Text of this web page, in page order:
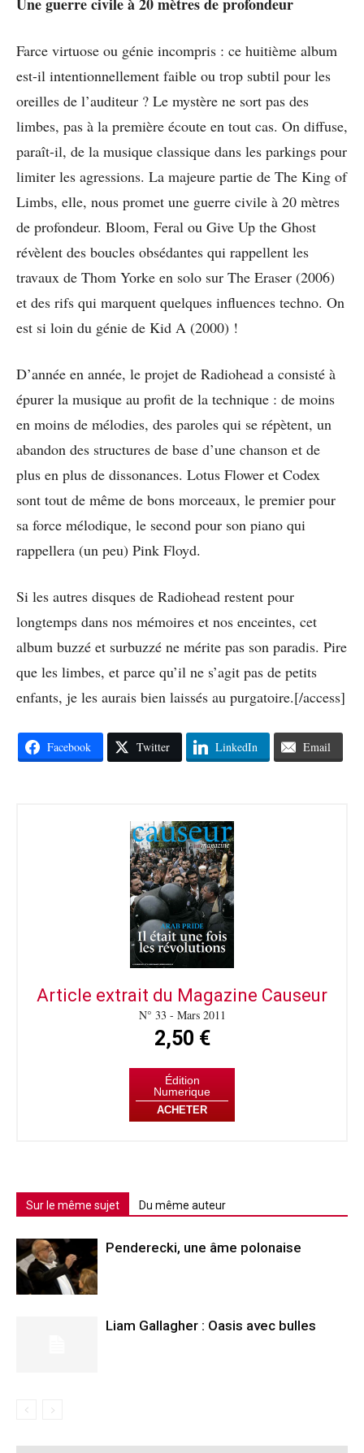
Une guerre civile à 20 mètres de profondeur
Farce virtuose ou génie incompris : ce huitième album
est-il intentionnellement faible ou trop subtil pour les
oreilles de l’auditeur ? Le mystère ne sort pas des
limbes, pas à la première écoute en tout cas. On diffuse,
paraît-il, de la musique classique dans les parkings pour
limiter les agressions. La majeure partie de The King of
Limbs, elle, nous promet une guerre civile à 20 mètres
de profondeur. Bloom, Feral ou Give Up the Ghost
révèlent des boucles obsédantes qui rappellent les
travaux de Thom Yorke en solo sur The Eraser (2006)
et des rifs qui marquent quelques influences techno. On
est si loin du génie de Kid A (2000) !
D’année en année, le projet de Radiohead a consisté à
épurer la musique au profit de la technique : de moins
en moins de mélodies, des paroles qui se répètent, un
abandon des structures de base d’une chanson et de
plus en plus de dissonances. Lotus Flower et Codex
sont tout de même de bons morceaux, le premier pour
sa force mélodique, le second pour son piano qui
rappellera (un peu) Pink Floyd.
Si les autres disques de Radiohead restent pour
longtemps dans nos mémoires et nos enceintes, cet
album buzzé et surbuzzé ne mérite pas son paradis. Pire
que les limbes, et parce qu’il ne s’agit pas de petits
enfants, je les aurais bien laissés au purgatoire.[/access]
Facebook Twitter LinkedIn Email
Article extrait du Magazine Causeur
N° 33 - Mars 2011
2,50 €
Édition
Numerique
ACHETER
Sur le même sujet Du même auteur
Penderecki, une âme polonaise
Liam Gallagher : Oasis avec bulles